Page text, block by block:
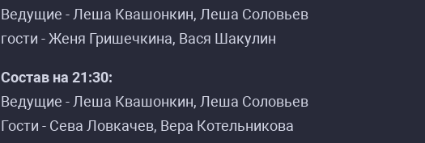
Ведущие - Леша Квашонкин, Леша Соловьев
гости - Женя Гришечкина, Вася Шакулин
Состав на 21:30:
Ведущие - Леша Квашонкин, Леша Соловьев
Гости - Сева Ловкачев, Вера Котельникова
Расписание событий «Энтропия молекулярного
Расписание событий «Энтропия молекулярного